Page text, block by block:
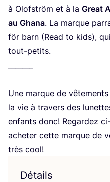
à Olof­ström et à la Great
au Gha­na. La marque
för barn (Read to kids),
tout-petits.
Une marque de
la vie à tra­vers des
enfants donc! Regar­dez
ache­ter cette marque de
très cool!
Détails